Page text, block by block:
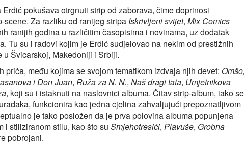
pokušava otrgnuti strip od zaborava, čime doprinosi
Za razliku od ranijeg stripa Iskrivljeni svijet, Mix Comics
ranijih godina u različitim časopisima i novinama, uz dodatak
Tu su i radovi kojim je Erdić sudjelovao na nekim od prestižnih
u Švicarskoj, Makedoniji i Srbiji.
priča, među kojima se svojom tematikom izdvaja njih devet: Omšo,
i Don Juan, Ruža za N. N., Naš dragi tata, Umjetnikova
, koji su i istaknuti na naslovnici albuma. Čitav strip-album, iako se
funkcionira kao jedna cjelina zahvaljujući prepoznatljivom
je tako posložen da je prva polovina albuma popunjena
i stiliziranom stilu, kao što su Smjehotresići, Plavuše, Grobna
pobrojani.